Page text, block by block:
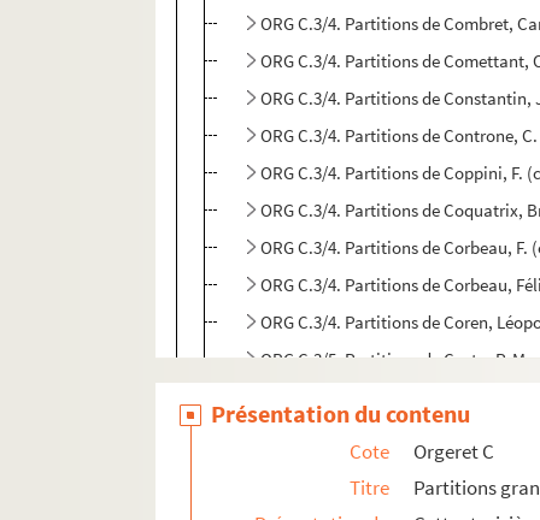
ORG C.3/4. Partitions de Combret,
ORG C.3/4. Partitions de Comettant,
ORG C.3/4. Partitions de Constantin,
ORG C.3/4. Partitions de Controne,
ORG C.3/4. Partitions de Coppini, F.
ORG C.3/4. Partitions de Coquatrix,
ORG C.3/4. Partitions de Corbeau, F.
ORG C.3/4. Partitions de Corbeau,
ORG C.3/4. Partitions de Coren,
ORG C.3/5. Partitions de Costa, P.
Présentation du contenu
Cote
Orgeret C
Titre
Partitions